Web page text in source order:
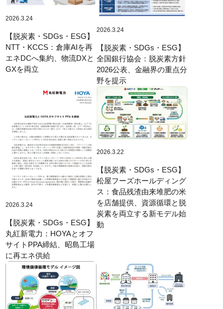
2026.3.24
【脱炭素・SDGs・ESG】
NTT・KCCS：倉庫AIを再
エネDCへ集約、物流DXと
GXを両立
2026.3.24
【脱炭素・SDGs・ESG】
全国銀行協会：脱炭素方針
2026公表、金融界の重点分
野を提示
2026.3.24
【脱炭素・SDGs・ESG】
丸紅新電力：HOYAとオフ
サイトPPA締結、昭島工場
に再エネ供給
2026.3.22
【脱炭素・SDGs・ESG】
松屋フーズホールディング
ス：食品残渣由来堆肥の米
を店舗提供、資源循環と脱
炭素を両立する新モデル始
動